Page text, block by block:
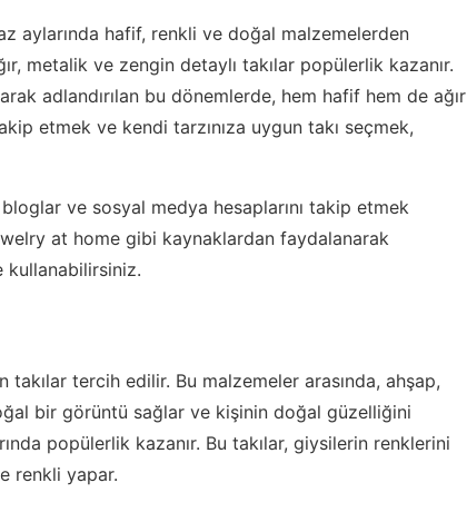
aylarında hafif, renkli ve doğal malzemelerden
metalik ve zengin detaylı takılar popülerlik kazanır.
adlandırılan bu dönemlerde, hem hafif hem de ağır
etmek ve kendi tarzınıza uygun takı seçmek,
ve sosyal medya hesaplarını takip etmek
at home gibi kaynaklardan faydalanarak
kullanabilirsiniz.
tercih edilir. Bu malzemeler arasında, ahşap,
bir görüntü sağlar ve kişinin doğal güzelliğini
popülerlik kazanır. Bu takılar, giysilerin renklerini
renkli yapar.